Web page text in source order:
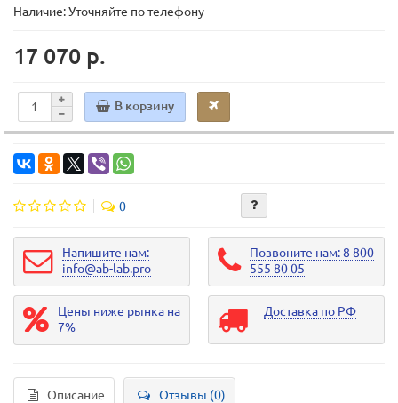
Наличие: Уточняйте по телефону
17 070 р.
В корзину
0
Напишите нам:
info@ab-lab.pro
Позвоните нам: 8 800
555 80 05
Цены ниже рынка на
7%
Доставка по РФ
Описание Отзывы (0)